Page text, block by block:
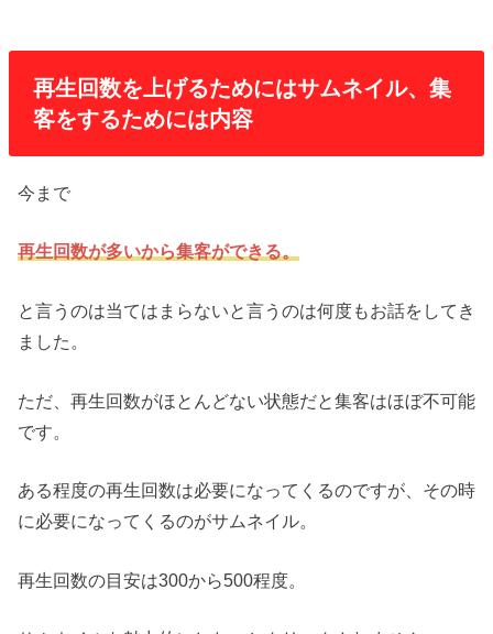
再生回数を上げるためにはサムネイル、集
客をするためには内容
今まで
再生回数が多いから集客ができる。
と言うのは当てはまらないと言うのは何度もお話をしてき
ました。
ただ、再生回数がほとんどない状態だと集客はほぼ不可能
です。
ある程度の再生回数は必要になってくるのですが、その時
に必要になってくるのがサムネイル。
再生回数の目安は300から500程度。